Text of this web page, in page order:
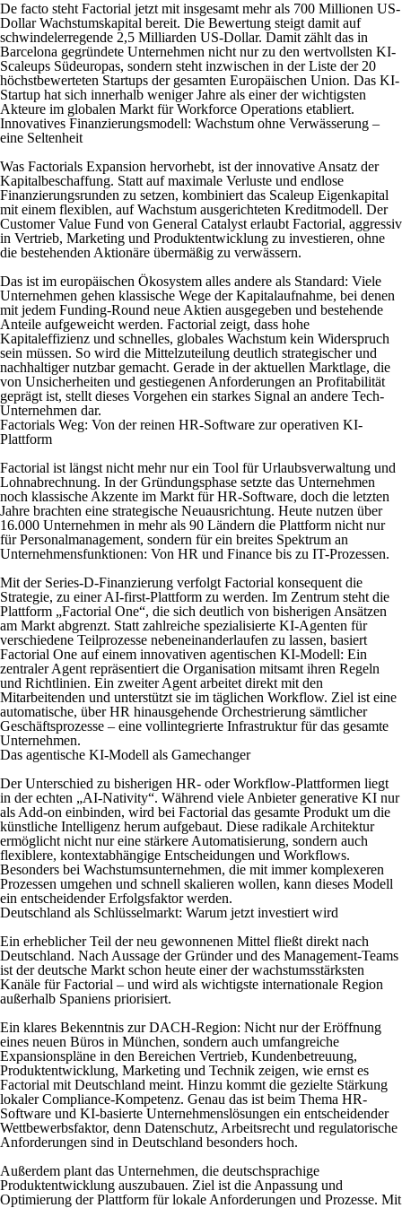
De facto steht Factorial jetzt mit insgesamt mehr als 700 Millionen US-
Dollar Wachstumskapital bereit. Die Bewertung steigt damit auf
schwindelerregende 2,5 Milliarden US-Dollar. Damit zählt das in
Barcelona gegründete Unternehmen nicht nur zu den wertvollsten KI-
Scaleups Südeuropas, sondern steht inzwischen in der Liste der 20
höchstbewerteten Startups der gesamten Europäischen Union. Das KI-
Startup hat sich innerhalb weniger Jahre als einer der wichtigsten
Akteure im globalen Markt für Workforce Operations etabliert.
Innovatives Finanzierungsmodell: Wachstum ohne Verwässerung –
eine Seltenheit
Was Factorials Expansion hervorhebt, ist der innovative Ansatz der
Kapitalbeschaffung. Statt auf maximale Verluste und endlose
Finanzierungsrunden zu setzen, kombiniert das Scaleup Eigenkapital
mit einem flexiblen, auf Wachstum ausgerichteten Kreditmodell. Der
Customer Value Fund von General Catalyst erlaubt Factorial, aggressiv
in Vertrieb, Marketing und Produktentwicklung zu investieren, ohne
die bestehenden Aktionäre übermäßig zu verwässern.
Das ist im europäischen Ökosystem alles andere als Standard: Viele
Unternehmen gehen klassische Wege der Kapitalaufnahme, bei denen
mit jedem Funding-Round neue Aktien ausgegeben und bestehende
Anteile aufgeweicht werden. Factorial zeigt, dass hohe
Kapitaleffizienz und schnelles, globales Wachstum kein Widerspruch
sein müssen. So wird die Mittelzuteilung deutlich strategischer und
nachhaltiger nutzbar gemacht. Gerade in der aktuellen Marktlage, die
von Unsicherheiten und gestiegenen Anforderungen an Profitabilität
geprägt ist, stellt dieses Vorgehen ein starkes Signal an andere Tech-
Unternehmen dar.
Factorials Weg: Von der reinen HR-Software zur operativen KI-
Plattform
Factorial ist längst nicht mehr nur ein Tool für Urlaubsverwaltung und
Lohnabrechnung. In der Gründungsphase setzte das Unternehmen
noch klassische Akzente im Markt für HR-Software, doch die letzten
Jahre brachten eine strategische Neuausrichtung. Heute nutzen über
16.000 Unternehmen in mehr als 90 Ländern die Plattform nicht nur
für Personalmanagement, sondern für ein breites Spektrum an
Unternehmensfunktionen: Von HR und Finance bis zu IT-Prozessen.
Mit der Series-D-Finanzierung verfolgt Factorial konsequent die
Strategie, zu einer AI-first-Plattform zu werden. Im Zentrum steht die
Plattform „Factorial One“, die sich deutlich von bisherigen Ansätzen
am Markt abgrenzt. Statt zahlreiche spezialisierte KI-Agenten für
verschiedene Teilprozesse nebeneinanderlaufen zu lassen, basiert
Factorial One auf einem innovativen agentischen KI-Modell: Ein
zentraler Agent repräsentiert die Organisation mitsamt ihren Regeln
und Richtlinien. Ein zweiter Agent arbeitet direkt mit den
Mitarbeitenden und unterstützt sie im täglichen Workflow. Ziel ist eine
automatische, über HR hinausgehende Orchestrierung sämtlicher
Geschäftsprozesse – eine vollintegrierte Infrastruktur für das gesamte
Unternehmen.
Das agentische KI-Modell als Gamechanger
Der Unterschied zu bisherigen HR- oder Workflow-Plattformen liegt
in der echten „AI-Nativity“. Während viele Anbieter generative KI nur
als Add-on einbinden, wird bei Factorial das gesamte Produkt um die
künstliche Intelligenz herum aufgebaut. Diese radikale Architektur
ermöglicht nicht nur eine stärkere Automatisierung, sondern auch
flexiblere, kontextabhängige Entscheidungen und Workflows.
Besonders bei Wachstumsunternehmen, die mit immer komplexeren
Prozessen umgehen und schnell skalieren wollen, kann dieses Modell
ein entscheidender Erfolgsfaktor werden.
Deutschland als Schlüsselmarkt: Warum jetzt investiert wird
Ein erheblicher Teil der neu gewonnenen Mittel fließt direkt nach
Deutschland. Nach Aussage der Gründer und des Management-Teams
ist der deutsche Markt schon heute einer der wachstumsstärksten
Kanäle für Factorial – und wird als wichtigste internationale Region
außerhalb Spaniens priorisiert.
Ein klares Bekenntnis zur DACH-Region: Nicht nur der Eröffnung
eines neuen Büros in München, sondern auch umfangreiche
Expansionspläne in den Bereichen Vertrieb, Kundenbetreuung,
Produktentwicklung, Marketing und Technik zeigen, wie ernst es
Factorial mit Deutschland meint. Hinzu kommt die gezielte Stärkung
lokaler Compliance-Kompetenz. Genau das ist beim Thema HR-
Software und KI-basierte Unternehmenslösungen ein entscheidender
Wettbewerbsfaktor, denn Datenschutz, Arbeitsrecht und regulatorische
Anforderungen sind in Deutschland besonders hoch.
Außerdem plant das Unternehmen, die deutschsprachige
Produktentwicklung auszubauen. Ziel ist die Anpassung und
Optimierung der Plattform für lokale Anforderungen und Prozesse. Mit